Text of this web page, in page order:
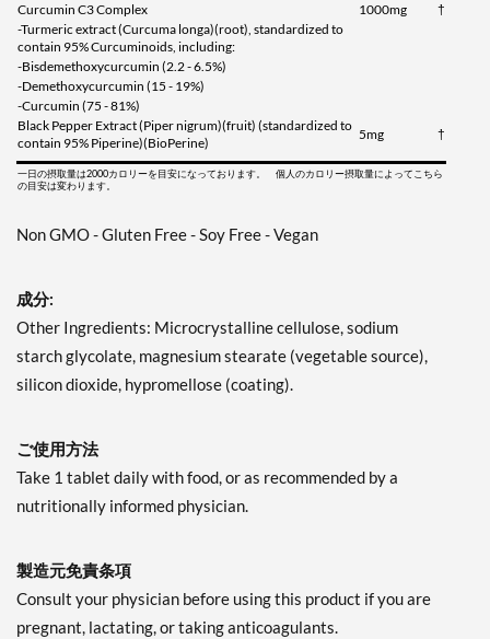
Curcumin C3 Complex
1000mg
†
-Turmeric extract (Curcuma longa)(root), standardized to
contain 95% Curcuminoids, including:
-Bisdemethoxycurcumin (2.2 - 6.5%)
-Demethoxycurcumin (15 - 19%)
-Curcumin (75 - 81%)
Black Pepper Extract (Piper nigrum)(fruit) (standardized to
contain 95% Piperine)(BioPerine)
5mg †
一日の摂取量は2000カロリーを目安になっております。 個人のカロリー摂取量によってこちら
の目安は変わります。
Non GMO - Gluten Free - Soy Free - Vegan
成分:
Other Ingredients: Microcrystalline cellulose, sodium
starch glycolate, magnesium stearate (vegetable source),
silicon dioxide, hypromellose (coating).
ご使用方法
Take 1 tablet daily with food, or as recommended by a
nutritionally informed physician.
製造元免責条項
Consult your physician before using this product if you are
pregnant, lactating, or taking anticoagulants.